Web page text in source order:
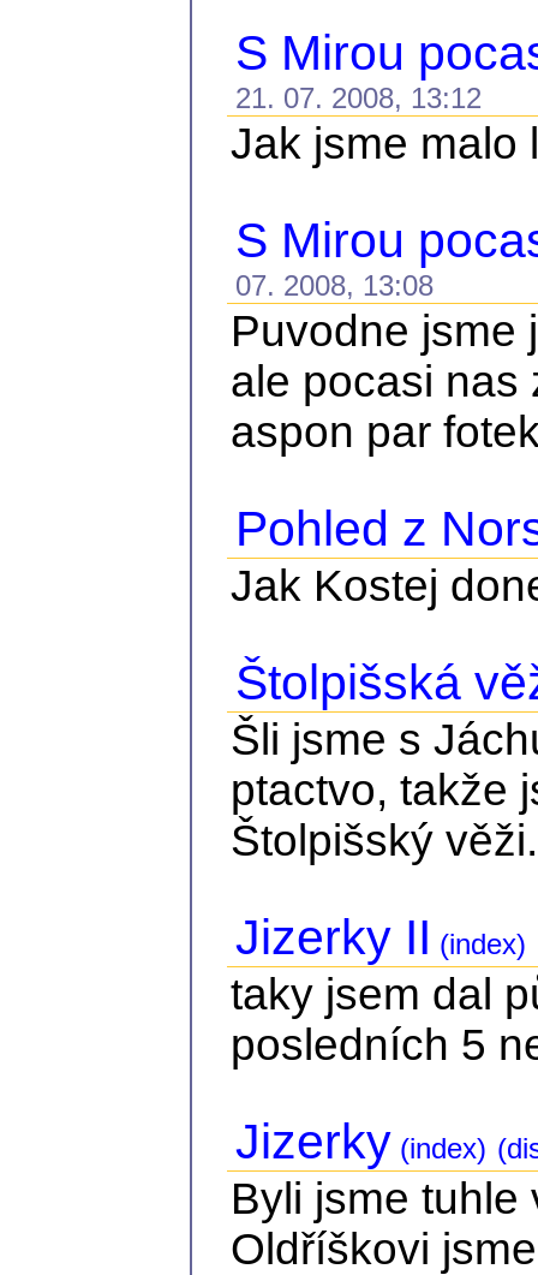
S Mirou
21. 07. 2008, 13:12
Jak jsme malo
S Mirou
07. 2008, 13:08
Puvodne jsme
ale pocasi nas
aspon par
Pohled z
Jak Kostej
Štolpišská
Šli jsme s
ptactvo, takže
Štolpišský věži.
Jizerky II (index)
taky jsem dal
posledních 5
Jizerky (index)
Byli jsme tuhle
Oldříškovi